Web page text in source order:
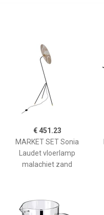
€ 451.23
MARKET SET Sonia
Laudet vloerlamp
malachiet zand